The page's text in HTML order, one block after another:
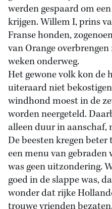
werden gespaard om
krijgen. Willem I, prins
Franse honden,
van Orange
weken onderweg.
Het gewone volk kon de
uiteraard niet
windhond moest in de
worden neergeteld.
alleen duur in aanschaf,
De beesten kregen
een menu van gebraden
was geen uitzondering.
goed in de slappe was,
wonder dat rijke